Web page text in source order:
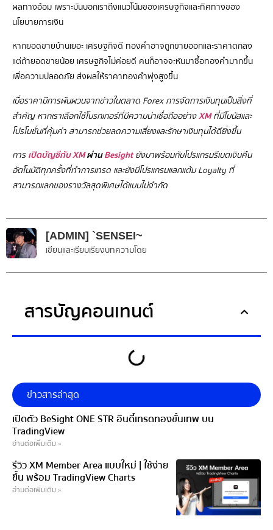
ผลทางอ้อม เพราะมันบอกเราถึงแนวโน้มของเศรษฐกิจและทิศทางของ
นโยบายการเงิน
หากยอดขายบ้านเยอะ เศรษฐกิจดี ทองคำอาจถูกขายออกและราคาตกลง
แต่ถ้ายอดขายน้อย เศรษฐกิจไม่ค่อยดี คนก็อาจจะหันมาซื้อทองคำมากขึ้น
เพื่อความปลอดภัย ส่งผลให้ราคาทองคำพุ่งสูงขึ้น
เมื่อราคามีการผันผวนจากข่าวในตลาด Forex การจัดการเงินทุนเป็นสิ่งที่
สำคัญ หากเราเลือกใช้โบรกเกอร์ที่มีความน่าเชื่อถืออย่างXMที่มีโบนัสและ
โปรโมชั่นที่คุ้มค่า สามารถช่วยลดความเสี่ยงและรักษาเงินทุนได้ดียิ่งขึ้น
การเปิดบัญชีกับ XMผ่านBesightยังมาพร้อมกับโปรแกรมรีเบตเงินคืน
อัตโนมัติทุกครั้งที่ทำการเทรด และยังมีโปรแกรมแลกแต้ม Loyalty ที่
สามารถแลกของรางวัลสุดพิเศษได้แบบไม่จำกัด
[ADMIN] `SENSEI~
เขียนและเรียบเรียงบทความโดย
สารบัญคอนเทนต์
ข่าวสารล่าสุด
เปิดตัว BeSight ONE STR อินดี้เทรดทองขั้นเทพ บน
TradingView
อ่านต่อเพิ่มเติม »
รีวิว XM Member Area แบบใหม่ | ใช้ง่าย
ขึ้น พร้อม TradingView Charts
อ่านต่อเพิ่มเติม »